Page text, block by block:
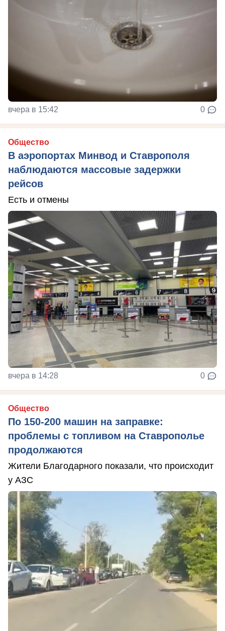
вчера в 15:42 0
Общество
В аэропортах Минвод и Ставрополя
наблюдаются массовые задержки
рейсов
Есть и отмены
вчера в 14:28 0
Общество
По 150-200 машин на заправке:
проблемы с топливом на Ставрополье
продолжаются
Жители Благодарного показали, что происходит
у АЗС